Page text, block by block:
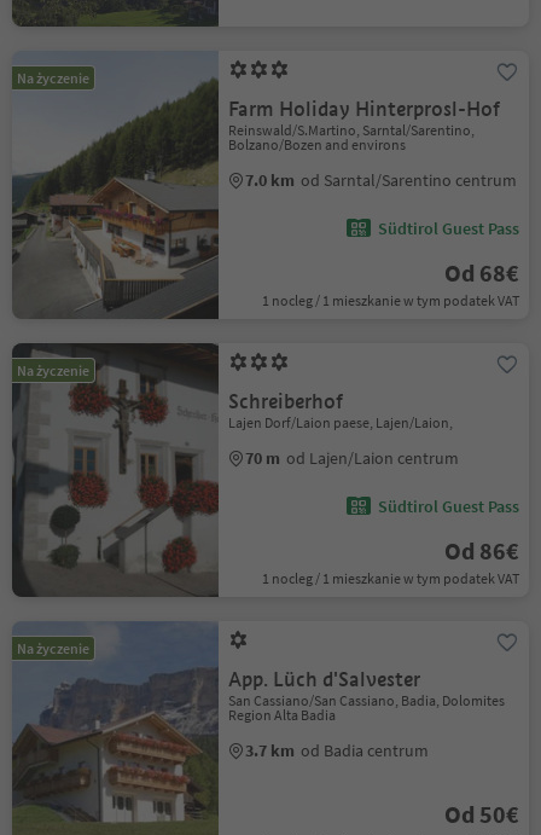
Na życzenie
Farm Holiday Hinterprosl-Hof
Reinswald/S.Martino, Sarntal/Sarentino,
Bolzano/Bozen and environs
7.0 km od Sarntal/Sarentino centrum
Südtirol Guest Pass
Od 68€
1 nocleg / 1 mieszkanie w tym podatek VAT
Na życzenie
Schreiberhof
Lajen Dorf/Laion paese, Lajen/Laion,
70 m od Lajen/Laion centrum
Südtirol Guest Pass
Od 86€
1 nocleg / 1 mieszkanie w tym podatek VAT
Na życzenie
App. Lüch d'Salvester
San Cassiano/San Cassiano, Badia, Dolomites
Region Alta Badia
3.7 km od Badia centrum
Od 50€